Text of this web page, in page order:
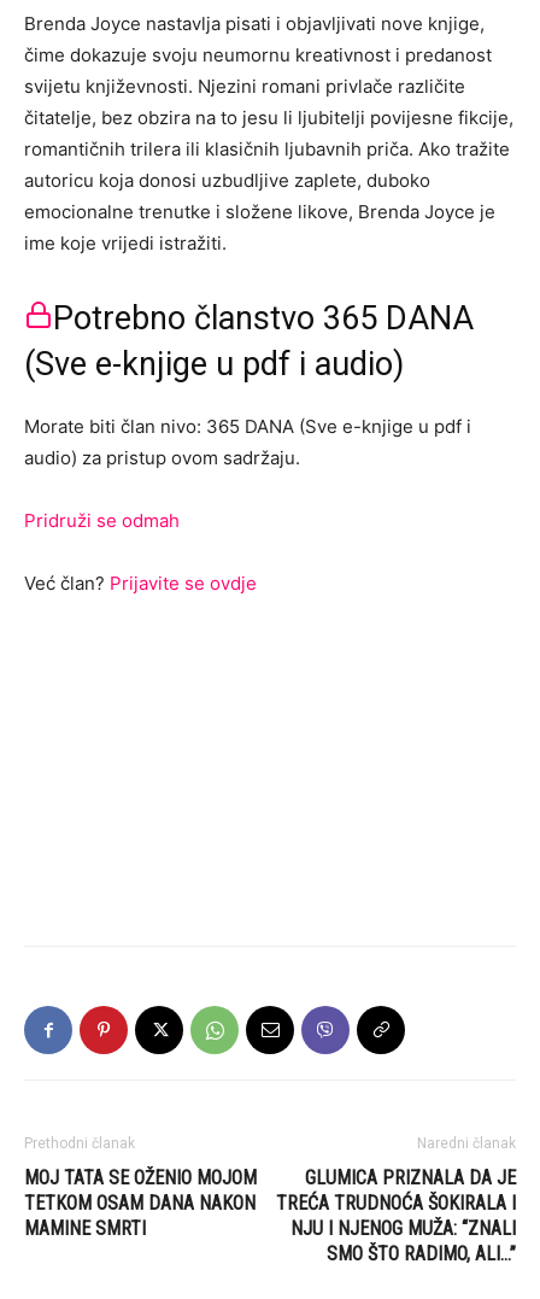
Brenda Joyce nastavlja pisati i objavljivati nove knjige,
čime dokazuje svoju neumornu kreativnost i predanost
svijetu književnosti. Njezini romani privlače različite
čitatelje, bez obzira na to jesu li ljubitelji povijesne fikcije,
romantičnih trilera ili klasičnih ljubavnih priča. Ako tražite
autoricu koja donosi uzbudljive zaplete, duboko
emocionalne trenutke i složene likove, Brenda Joyce je
ime koje vrijedi istražiti.
Potrebno članstvo 365 DANA
(Sve e-knjige u pdf i audio)
Morate biti član nivo: 365 DANA (Sve e-knjige u pdf i
audio) za pristup ovom sadržaju.
Pridruži se odmah
Već član? Prijavite se ovdje
Prethodni članak
MOJ TATA SE OŽENIO MOJOM
TETKOM OSAM DANA NAKON
MAMINE SMRTI
Naredni članak
GLUMICA PRIZNALA DA JE
TREĆA TRUDNOĆA ŠOKIRALA I
NJU I NJENOG MUŽA: “ZNALI
SMO ŠTO RADIMO, ALI…”